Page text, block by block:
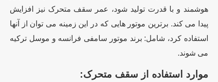
هوشمند و با قدرت تولید شود، عمر سقف متحرک نیز افزایش
پیدا می کند. برترین موتور هایی که در این زمینه می توان از آنها
استفاده کرد، شامل: برند موتور سامفی فرانسه و موسل ترکیه
می شوند.
موارد استفاده از سقف متحرک: